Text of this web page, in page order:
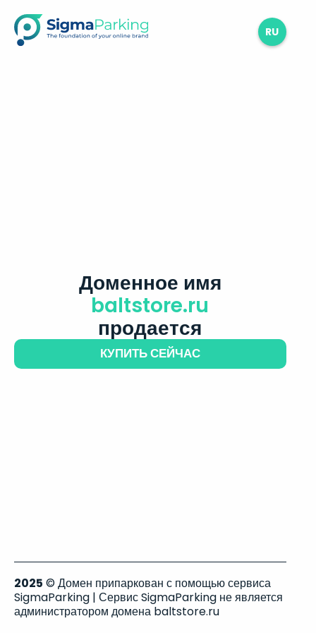
RU
Доменное имя
baltstore.ru
продается
КУПИТЬ СЕЙЧАС
2025 © Домен припаркован с помощью сервиса
SigmaParking | Сервис SigmaParking не является
администратором домена baltstore.ru